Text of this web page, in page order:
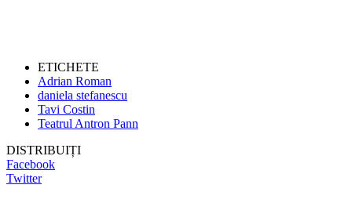
ETICHETE
Adrian Roman
daniela stefanescu
Tavi Costin
Teatrul Antron Pann
DISTRIBUIȚI
Facebook
Twitter